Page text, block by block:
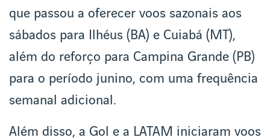
que passou a oferecer voos sazonais aos
sábados para Ilhéus (BA) e Cuiabá (MT),
além do reforço para Campina Grande (PB)
para o período junino, com uma frequência
semanal adicional.
Além disso, a Gol e a LATAM iniciaram voos